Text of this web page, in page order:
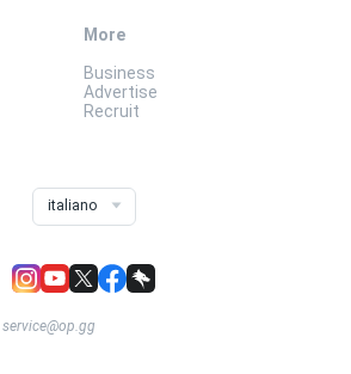
More
Business
Advertise
Recruit
italiano
service@op.gg